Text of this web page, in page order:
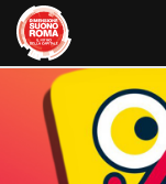
content